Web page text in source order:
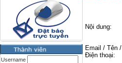
Username
Nội dung:
Email / Tên /
Điện thoại: